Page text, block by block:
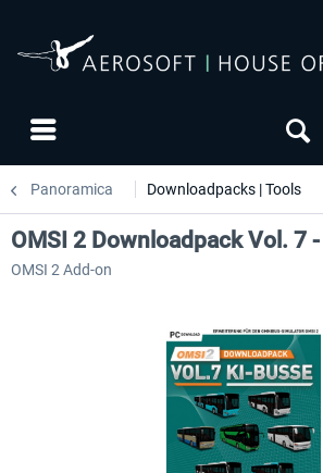
Panoramica Downloadpacks | Tools
OMSI 2 Downloadpack Vol. 7
OMSI 2 Add-on